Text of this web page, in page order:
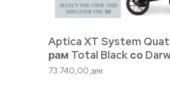
Aptica XT System
рам Total Black со
73.740,00ден